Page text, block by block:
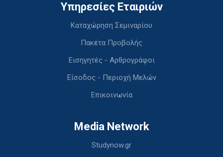
Υπηρεσίες Εταιριών
Καταχώρηση Σεμιναρίου
Πακέτα Προβολής
Εισηγητές - Αρθρογράφοι
Είσοδος - Περιοχή Μελών
Επικοινωνία
Media Network
Studynow.gr